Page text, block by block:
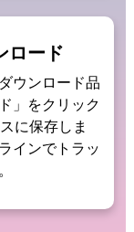
ロード
ウンロード品
」をクリック
に保存しま
インでトラッ